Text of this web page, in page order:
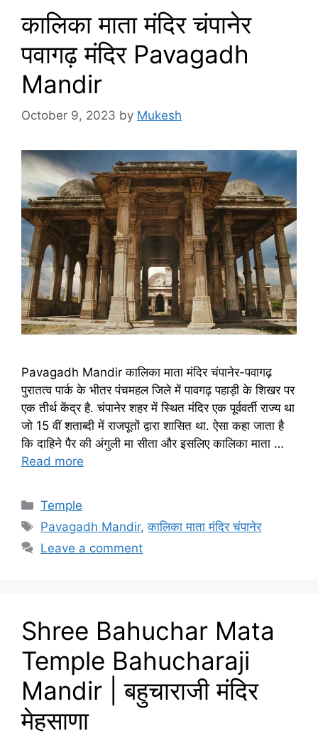
कालिका माता मंदिर चंपानेर
पवागढ़ मंदिर Pavagadh
Mandir
October 9, 2023 by Mukesh
Pavagadh Mandir कालिका माता मंदिर चंपानेर-पवागढ़
पुरातत्व पार्क के भीतर पंचमहल जिले में पावगढ़ पहाड़ी के शिखर पर
एक तीर्थ केंद्र है. चंपानेर शहर में स्थित मंदिर एक पूर्ववर्ती राज्य था
जो 15 वीं शताब्दी में राजपूतों द्वारा शासित था. ऐसा कहा जाता है
कि दाहिने पैर की अंगुली मा सीता और इसलिए कालिका माता …
Read more
Categories
Temple
Tags
Pavagadh Mandir,कालिका माता मंदिर चंपानेर
Leave a comment
Shree Bahuchar Mata
Temple Bahucharaji
Mandir | बहुचाराजी मंदिर
मेहसाणा